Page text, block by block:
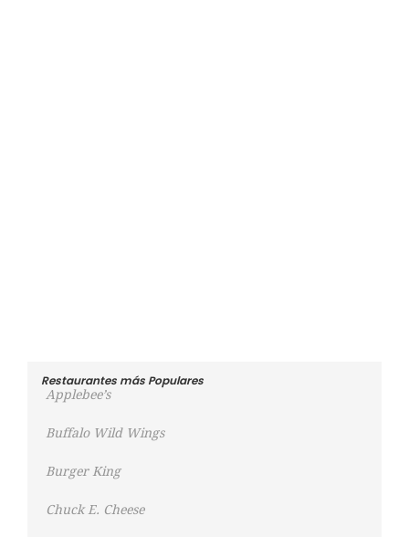
Restaurantes más Populares
Applebee’s
Buffalo Wild Wings
Burger King
Chuck E. Cheese